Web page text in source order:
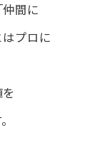
仲間に​
プロに​